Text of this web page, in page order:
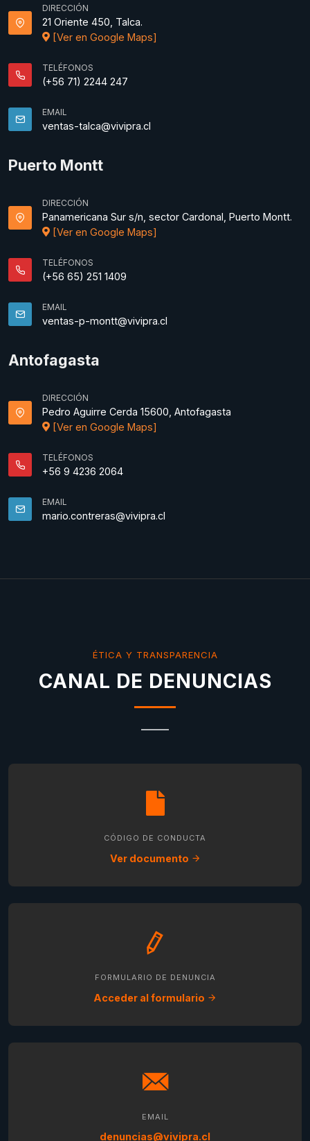
DIRECCIÓN
21 Oriente 450, Talca.
[Ver en Google Maps]
TELÉFONOS
(+56 71) 2244 247
EMAIL
ventas-talca@vivipra.cl
Puerto Montt
DIRECCIÓN
Panamericana Sur s/n, sector Cardonal, Puerto Montt.
[Ver en Google Maps]
TELÉFONOS
(+56 65) 251 1409
EMAIL
ventas-p-montt@vivipra.cl
Antofagasta
DIRECCIÓN
Pedro Aguirre Cerda 15600, Antofagasta
[Ver en Google Maps]
TELÉFONOS
+56 9 4236 2064
EMAIL
mario.contreras@vivipra.cl
ÉTICA Y TRANSPARENCIA
CANAL DE DENUNCIAS
CÓDIGO DE CONDUCTA
Ver documento
FORMULARIO DE DENUNCIA
Acceder al formulario
EMAIL
denuncias@vivipra.cl